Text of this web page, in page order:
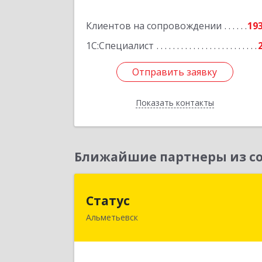
Клиентов на сопровождении
1С:Специалист
Отправить заявку
Показать контакты
Отправить заявку
Назад
Ближайшие партнеры из
Статус
Альметьевск
423450, Татарстан Респ, Альметьевск